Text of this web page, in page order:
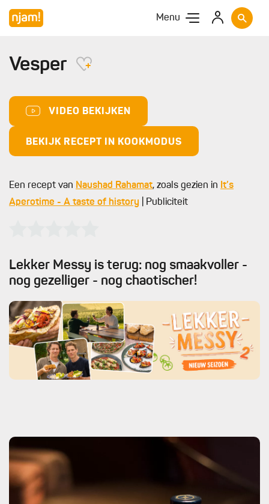
Menu
Vesper
VIDEO BEKIJKEN
BEKIJK RECEPT IN KOOKMODUS
Een recept van Naushad Rahamat, zoals gezien in It’s
Aperotime - A taste of history | Publiciteit
Lekker Messy is terug: nog smaakvoller -
nog gezelliger - nog chaotischer!